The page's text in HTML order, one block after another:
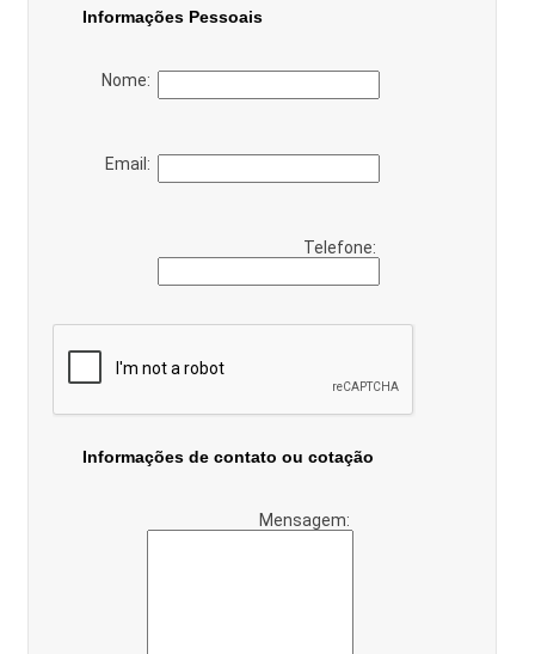
Informações Pessoais
Nome:
Email:
Telefone:
Informações de contato ou cotação
Mensagem: